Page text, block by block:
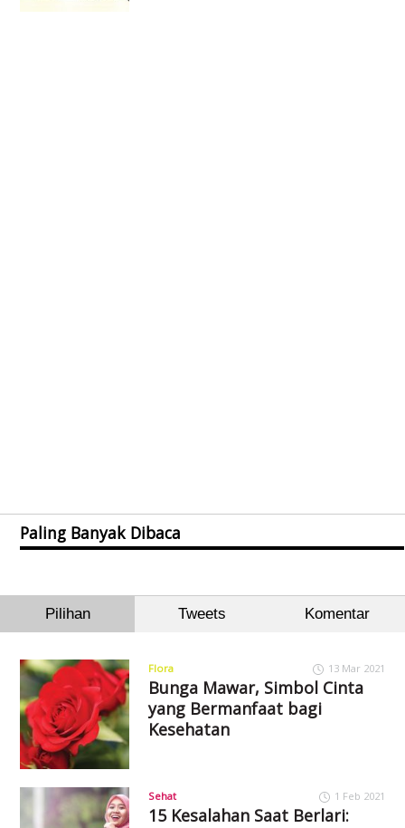
Paling Banyak Dibaca
Pilihan Tweets Komentar
Flora 13 Mar 2021
Bunga Mawar, Simbol Cinta
yang Bermanfaat bagi
Kesehatan
Sehat 1 Feb 2021
15 Kesalahan Saat Berlari: